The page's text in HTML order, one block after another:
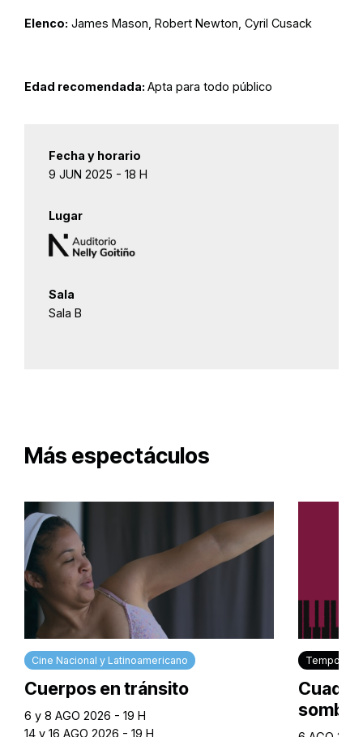
Elenco: James Mason, Robert Newton, Cyril Cusack
Edad recomendada: Apta para todo público
Fecha y horario
9 JUN 2025 - 18 H
Lugar
Sala
Sala B
Más espectáculos
Cine Nacional y Latinoamericano
Cuerpos en tránsito
6 y 8 AGO 2026 - 19 H
14 y 16 AGO 2026 - 19 H